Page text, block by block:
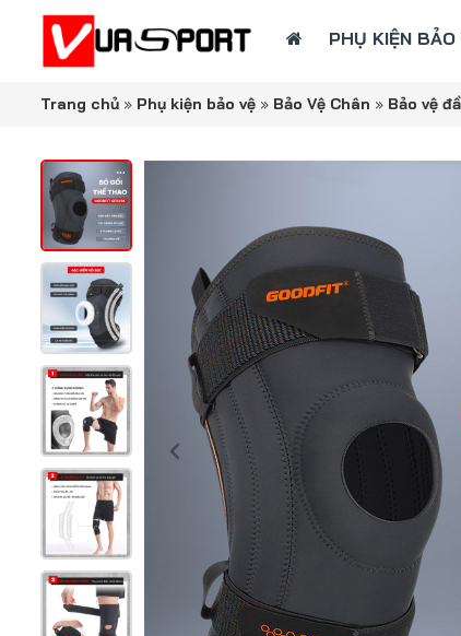
PHỤ KIỆN BẢO
Trang chủ » Phụ kiện bảo vệ » Bảo Vệ Chân » Bảo vệ